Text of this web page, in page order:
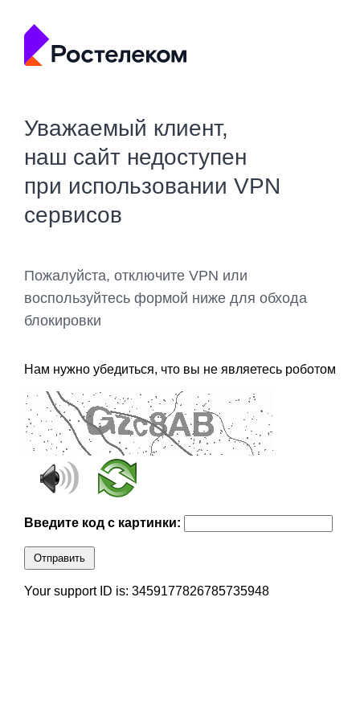
Уважаемый клиент,
наш сайт недоступен
при использовании VPN
сервисов
Пожалуйста, отключите VPN или
воспользуйтесь формой ниже для обхода
блокировки
Нам нужно убедиться, что вы не являетесь роботом
Введите код с картинки:
Отправить
Your support ID is: 3459177826785735948